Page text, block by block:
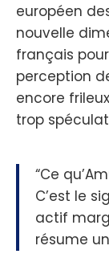
européen
nouvelle
français
perception
encore
trop
“Ce
C’est le
actif
résume